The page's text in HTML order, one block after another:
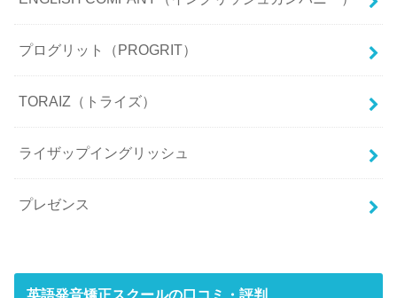
プログリット（PROGRIT）
TORAIZ（トライズ）
ライザップイングリッシュ
プレゼンス